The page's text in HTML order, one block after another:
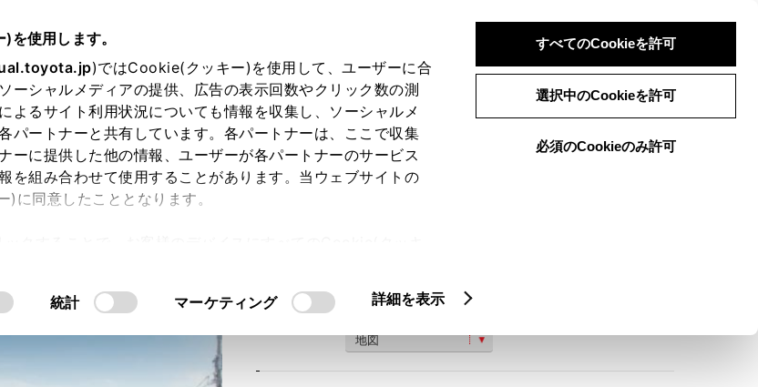
使用します。
)ではCookie(クッキー)を使用して、ユーザーに合
ーシャルメディアの提供、広告の表示回数やクリック数の測
よるサイト利用状況についても情報を収集し、ソーシャルメ
パートナーと共有しています。各パートナーは、ここで収集
ーに提供した他の情報、ユーザーが各パートナーのサービス
を組み合わせて使用することがあります。当ウェブサイトの
に同意したこととなります。
統計 マーケティング 詳細を表示
すべてのCookieを許可
選択中のCookieを許可
必須のCookieのみ許可
ログイン 検索 メニュー
ご購入相談
住所 天草市 亀場町亀川 １７０８−５
地図